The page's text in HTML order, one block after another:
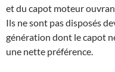
et du capot moteur
Ils ne sont pas disposés
génération dont le capot
une nette préférence.